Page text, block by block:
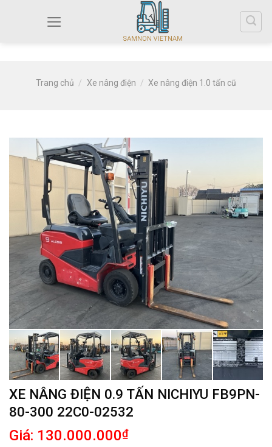
Trang chủ / Xe nâng điện / Xe nâng điện 1.0 tấn cũ
XE NÂNG ĐIỆN 0.9 TẤN NICHIYU FB9PN-
80-300 22C0-02532
Giá: 130.000.000₫